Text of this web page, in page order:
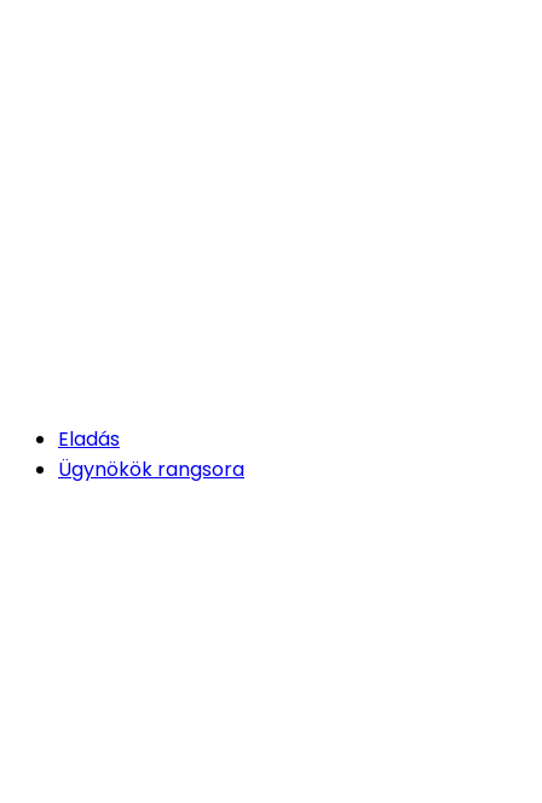
Eladás
Ügynökök rangsora